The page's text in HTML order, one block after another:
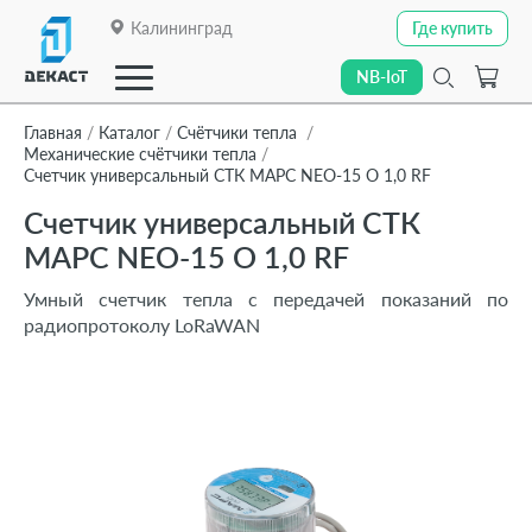
Калининград
Где купить
Где купить
NB-IoT
NB-IoT
О компании
Каталог
Технологии передачи данных
О компании
Каталог
Технологии передачи данных
Главная Каталог
Счётчики тепла
Механические счётчики тепла
Счетчик универсальный СТК МАРС NEO-15 О 1,0 RF
Счетчик универсальный СТК
МАРС NEO-15 О 1,0 RF
Умный счетчик тепла с передачей показаний по
радиопротоколу LoRaWAN